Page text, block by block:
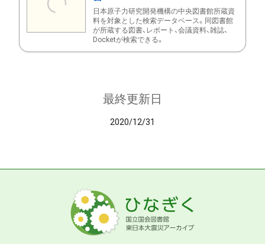
日本原子力研究開発機構の中央図書館所蔵資
料を対象とした検索データベース。同図書館
が所蔵する図書、レポート、会議資料、雑誌、
Docketが検索できる。
最終更新日
2020/12/31